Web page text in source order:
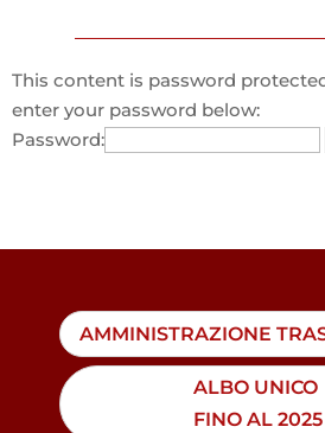
This content is password
enter your password below:
Password:
AMMINISTRAZIONE
ALBO UNICO
FINO AL 2025